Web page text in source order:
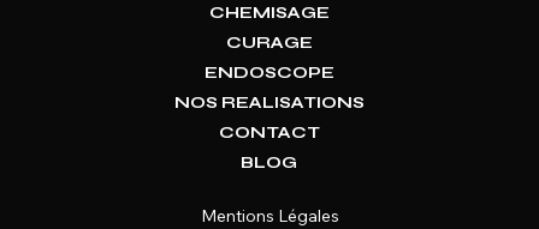
CHEMISAGE
CURAGE
ENDOSCOPE
NOS REALISATIONS
CONTACT
BLOG
Mentions Légales